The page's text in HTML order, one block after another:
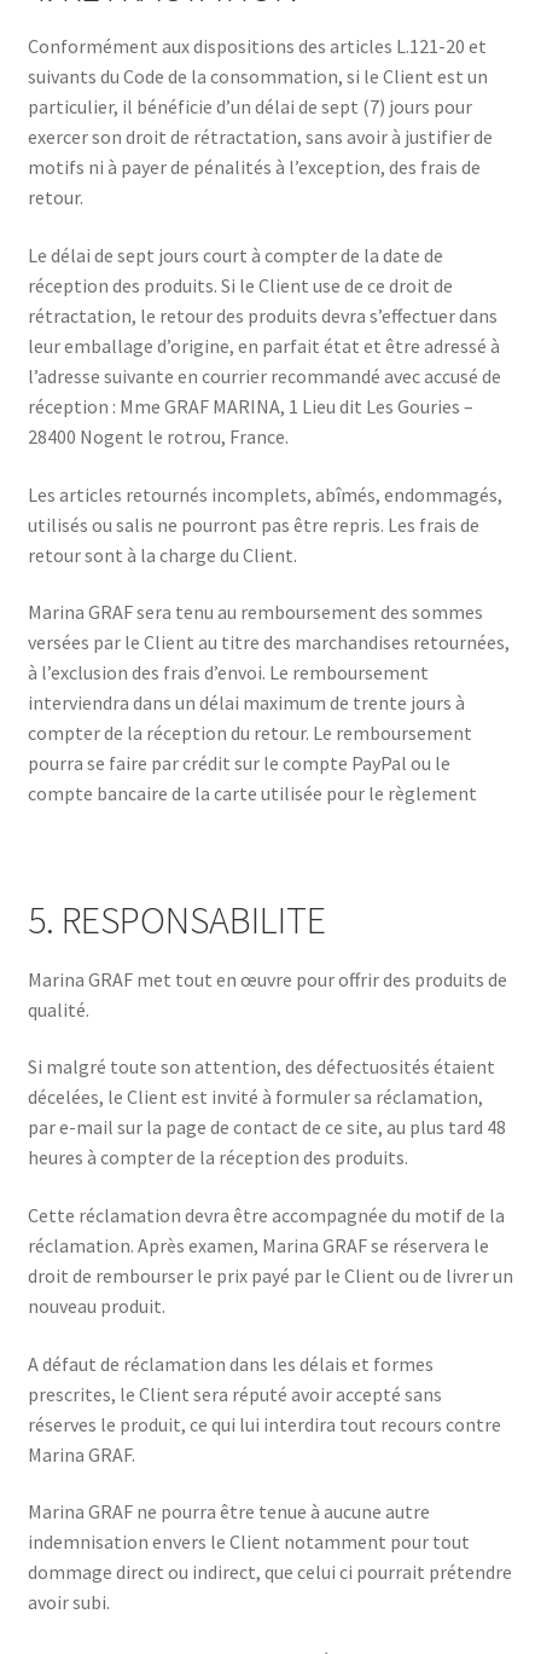
Conformément aux dispositions des articles L.121-20 et
suivants du Code de la consommation, si le Client est un
particulier, il bénéficie d’un délai de sept (7) jours pour
exercer son droit de rétractation, sans avoir à justifier de
motifs ni à payer de pénalités à l’exception, des frais de
retour.
Le délai de sept jours court à compter de la date de
réception des produits. Si le Client use de ce droit de
rétractation, le retour des produits devra s’effectuer dans
leur emballage d’origine, en parfait état et être adressé à
l’adresse suivante en courrier recommandé avec accusé de
réception : Mme GRAF MARINA, 1 Lieu dit Les Gouries –
28400 Nogent le rotrou, France.
Les articles retournés incomplets, abîmés, endommagés,
utilisés ou salis ne pourront pas être repris. Les frais de
retour sont à la charge du Client.
Marina GRAF sera tenu au remboursement des sommes
versées par le Client au titre des marchandises retournées,
à l’exclusion des frais d’envoi. Le remboursement
interviendra dans un délai maximum de trente jours à
compter de la réception du retour. Le remboursement
pourra se faire par crédit sur le compte PayPal ou le
compte bancaire de la carte utilisée pour le règlement
5. RESPONSABILITE
Marina GRAF met tout en œuvre pour offrir des produits de
qualité.
Si malgré toute son attention, des défectuosités étaient
décelées, le Client est invité à formuler sa réclamation,
par e-mail sur la page de contact de ce site, au plus tard 48
heures à compter de la réception des produits.
Cette réclamation devra être accompagnée du motif de la
réclamation. Après examen, Marina GRAF se réservera le
droit de rembourser le prix payé par le Client ou de livrer un
nouveau produit.
A défaut de réclamation dans les délais et formes
prescrites, le Client sera réputé avoir accepté sans
réserves le produit, ce qui lui interdira tout recours contre
Marina GRAF.
Marina GRAF ne pourra être tenue à aucune autre
indemnisation envers le Client notamment pour tout
dommage direct ou indirect, que celui ci pourrait prétendre
avoir subi.